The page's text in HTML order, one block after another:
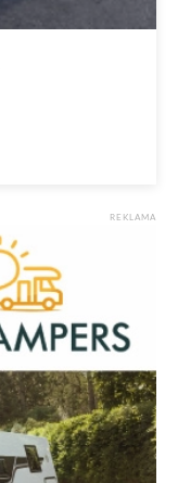
REKLAMA